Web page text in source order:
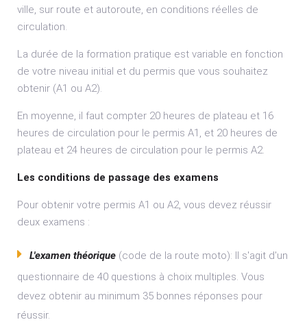
ville, sur route et autoroute, en conditions réelles de
circulation.
La durée de la formation pratique est variable en fonction
de votre niveau initial et du permis que vous souhaitez
obtenir (A1 ou A2).
En moyenne, il faut compter 20 heures de plateau et 16
heures de circulation pour le permis A1, et 20 heures de
plateau et 24 heures de circulation pour le permis A2.
Les conditions de passage des examens
Pour obtenir votre permis A1 ou A2, vous devez réussir
deux examens :
L'examen théorique (code de la route moto): Il s'agit d'un
questionnaire de 40 questions à choix multiples. Vous
devez obtenir au minimum 35 bonnes réponses pour
réussir.